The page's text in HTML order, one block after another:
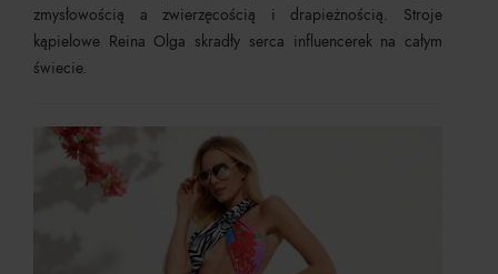
zmysłowością a zwierzęcością i drapieżnością. Stroje
kąpielowe Reina Olga skradły serca influencerek na całym
świecie.